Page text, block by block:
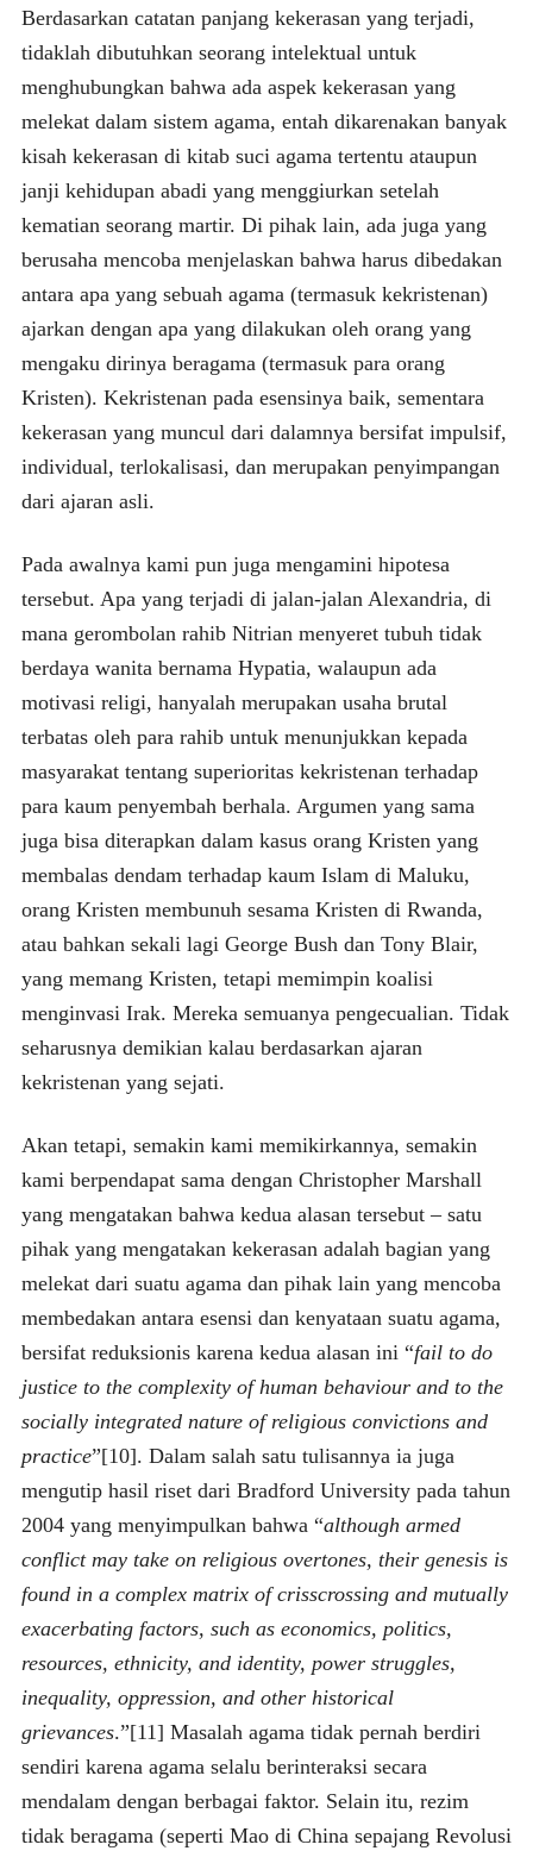
Berdasarkan catatan panjang kekerasan yang terjadi,
tidaklah dibutuhkan seorang intelektual untuk
menghubungkan bahwa ada aspek kekerasan yang
melekat dalam sistem agama, entah dikarenakan banyak
kisah kekerasan di kitab suci agama tertentu ataupun
janji kehidupan abadi yang menggiurkan setelah
kematian seorang martir. Di pihak lain, ada juga yang
berusaha mencoba menjelaskan bahwa harus dibedakan
antara apa yang sebuah agama (termasuk kekristenan)
ajarkan dengan apa yang dilakukan oleh orang yang
mengaku dirinya beragama (termasuk para orang
Kristen). Kekristenan pada esensinya baik, sementara
kekerasan yang muncul dari dalamnya bersifat impulsif,
individual, terlokalisasi, dan merupakan penyimpangan
dari ajaran asli.
Pada awalnya kami pun juga mengamini hipotesa
tersebut. Apa yang terjadi di jalan-jalan Alexandria, di
mana gerombolan rahib Nitrian menyeret tubuh tidak
berdaya wanita bernama Hypatia, walaupun ada
motivasi religi, hanyalah merupakan usaha brutal
terbatas oleh para rahib untuk menunjukkan kepada
masyarakat tentang superioritas kekristenan terhadap
para kaum penyembah berhala. Argumen yang sama
juga bisa diterapkan dalam kasus orang Kristen yang
membalas dendam terhadap kaum Islam di Maluku,
orang Kristen membunuh sesama Kristen di Rwanda,
atau bahkan sekali lagi George Bush dan Tony Blair,
yang memang Kristen, tetapi memimpin koalisi
menginvasi Irak. Mereka semuanya pengecualian. Tidak
seharusnya demikian kalau berdasarkan ajaran
kekristenan yang sejati.
Akan tetapi, semakin kami memikirkannya, semakin
kami berpendapat sama dengan Christopher Marshall
yang mengatakan bahwa kedua alasan tersebut – satu
pihak yang mengatakan kekerasan adalah bagian yang
melekat dari suatu agama dan pihak lain yang mencoba
membedakan antara esensi dan kenyataan suatu agama,
bersifat reduksionis karena kedua alasan ini “fail to do
justice to the complexity of human behaviour and to the
socially integrated nature of religious convictions and
practice”[10]. Dalam salah satu tulisannya ia juga
mengutip hasil riset dari Bradford University pada tahun
2004 yang menyimpulkan bahwa “although armed
conflict may take on religious overtones, their genesis is
found in a complex matrix of crisscrossing and mutually
exacerbating factors, such as economics, politics,
resources, ethnicity, and identity, power struggles,
inequality, oppression, and other historical
grievances.”[11] Masalah agama tidak pernah berdiri
sendiri karena agama selalu berinteraksi secara
mendalam dengan berbagai faktor. Selain itu, rezim
tidak beragama (seperti Mao di China sepajang Revolusi